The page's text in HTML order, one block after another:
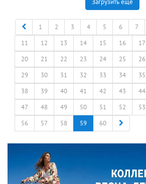
Загрузить еще
Назад 1 2 3 4 5 6 7
11
12 13 14 15 16 17
20
21 22 23 24 25 26
29
30 31 32 33 34 35
38
39 40 41 42 43 44
47
48 49 50 51 52 53
56
57 58 59 60 Вперед